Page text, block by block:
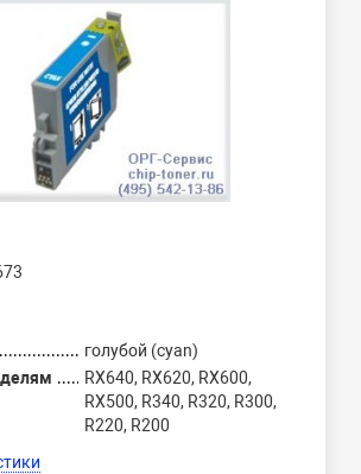
голубой (cyan)
RX640, RX620, RX600,
RX500, R340, R320, R300,
R220, R200